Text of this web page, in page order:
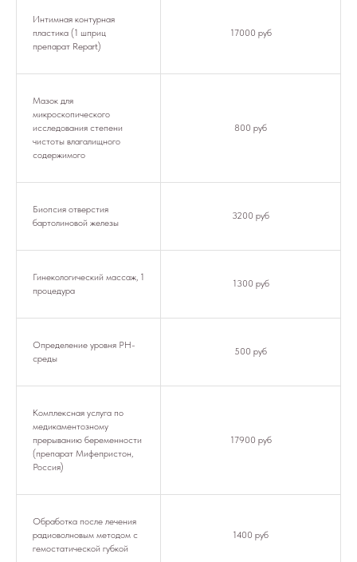
Интимная контурная
пластика (1 шприц
препарат Repart)
17000 руб
Мазок для
микроскопического
исследования степени
чистоты влагалищного
содержимого
800 руб
Биопсия отверстия
бартолиновой железы
3200 руб
Гинекологический массаж, 1
процедура
1300 руб
Определение уровня РН-
среды
500 руб
Комплексная услуга по
медикаментозному
прерыванию беременности
(препарат Мифепристон,
Россия)
17900 руб
Обработка после лечения
радиоволновым методом с
гемостатической губкой
1400 руб